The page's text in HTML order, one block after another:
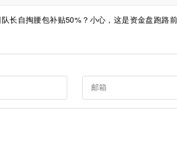
队长自掏腰包补贴50%？小心，这是资金盘跑路